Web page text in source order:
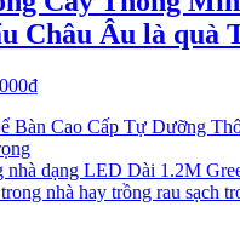
Châu Âu là quà
₫
Bàn Cao Cấp Tự Dưỡng
nhà dạng LED Dài 1.2M
nhà hay trồng rau sạch